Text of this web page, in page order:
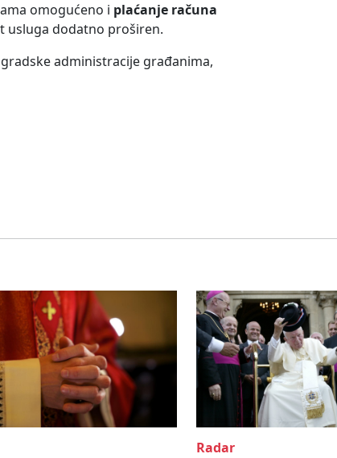
omogućeno i plaćanje računa
usluga dodatno proširen.
administracije građanima,
Radar